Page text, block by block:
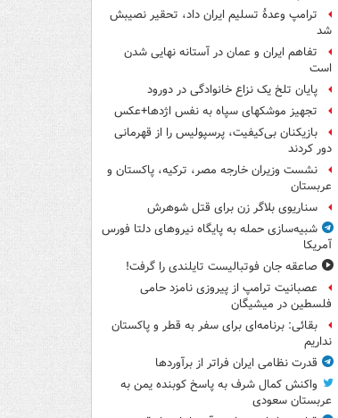
ترامپ وعدۀ تسلیم ایران داد، تحقیر نصیبش
شد
تفاهم ایران و عمان در آستانه نهایی شدن
است
پایان تلخ یک نزاع خانوادگی در دورود
تجهیز موشکهای سپاه به نفس اژدها+عکس
بازیکنان بی‌کیفیت، پرسپولیس را از قهرمانی
دور کردند
نشست وزیران خارجه مصر، ترکیه، پاکستان و
عربستان
سناریوی بلاگر زن برای قتل شوهرش
شبیه‌سازی حمله به پایگاه نیروهای دلتا فورس
آمریکا
صاعقه جان فوتبالیست تایلندی را گرفت!
عصبانیت ترامپ از پیروزی نامزد حامی
فلسطین در میشیگان
بقائی: برنامه‌ای برای سفر به قطر و پاکستان
نداریم
قدرت نظامی ایران فراتر از برآوردها
واکنش کمال شرف به پاسخ کوبنده یمن به
عربستان سعودی